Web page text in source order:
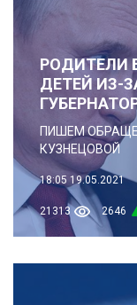
РОДИТЕЛИ
ДЕТЕЙ ИЗ-
ПИШЕМ
КУЗНЕЦОВОЙ
18:05 19.05.2021
21313 2646